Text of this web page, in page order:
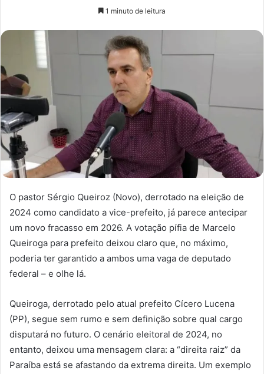
a
e
u
-
m
a
i
l
1 minuto de leitura
O pastor Sérgio Queiroz (Novo), derrotado na eleição de
2024 como candidato a vice-prefeito, já parece antecipar
um novo fracasso em 2026. A votação pífia de Marcelo
Queiroga para prefeito deixou claro que, no máximo,
poderia ter garantido a ambos uma vaga de deputado
federal – e olhe lá.
Queiroga, derrotado pelo atual prefeito Cícero Lucena
(PP), segue sem rumo e sem definição sobre qual cargo
disputará no futuro. O cenário eleitoral de 2024, no
entanto, deixou uma mensagem clara: a “direita raiz” da
Paraíba está se afastando da extrema direita. Um exemplo